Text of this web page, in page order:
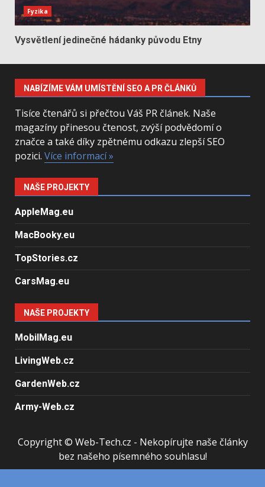
Fyzika
Vysvětlení jedinečné hádanky původu Etny
NABÍZÍME VÁM UMÍSTĚNÍ SEO A PR ČLÁNKŮ
Tisíce čtenářů si přečtou Váš PR článek. Naše
magazíny přinesou čtenost, zvýší podvědomí o
značce a také díky zpětnému odkazu zlepší SEO
pozici. Více informací »
NAŠE PROJEKTY
AppleMag.eu
MacBooky.eu
TopStories.cz
CarsMag.eu
NAŠE PROJEKTY
MobilMag.eu
LivingWeb.cz
GardenWeb.cz
Army-Web.cz
Copyright © Web-Tech.cz - Nekopírujte naše články
bez našeho písemného souhlasu!